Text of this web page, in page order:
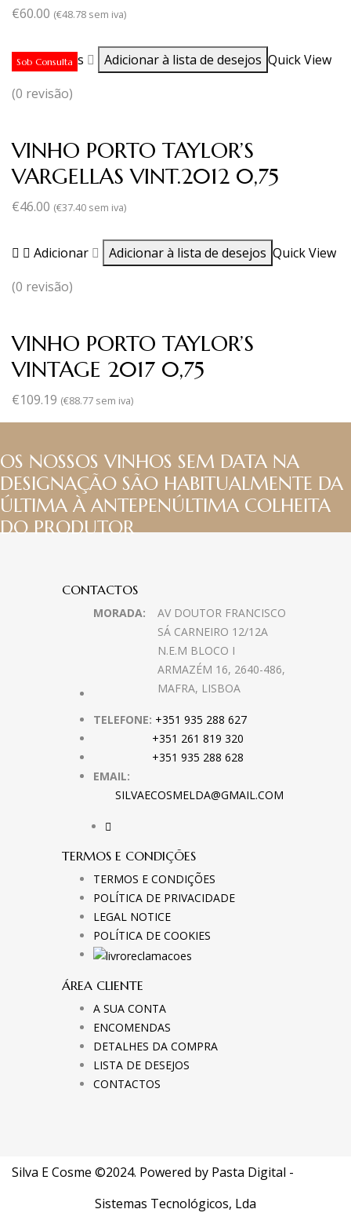
€60.00 (€48.78 sem iva)
Sob Consulta
Ler mais Adicionar à lista de desejos Quick View
(0 revisão)
VINHO PORTO TAYLOR’S
VARGELLAS VINT.2012 0,75
€46.00 (€37.40 sem iva)
Adicionar Adicionar à lista de desejos Quick View
(0 revisão)
VINHO PORTO TAYLOR’S
VINTAGE 2017 0,75
€109.19 (€88.77 sem iva)
OS NOSSOS VINHOS SEM DATA NA
DESIGNAÇÃO SÃO HABITUALMENTE DA
ÚLTIMA À ANTEPENÚLTIMA COLHEITA
DO PRODUTOR
CONTACTOS
MORADA:
AV DOUTOR FRANCISCO
SÁ CARNEIRO 12/12A
N.E.M BLOCO I
ARMAZÉM 16, 2640-486,
MAFRA, LISBOA
TELEFONE: +351 935 288 627
+351 261 819 320
+351 935 288 628
EMAIL:
SILVAECOSMELDA@GMAIL.COM
TERMOS E CONDIÇÕES
TERMOS E CONDIÇÕES
POLÍTICA DE PRIVACIDADE
LEGAL NOTICE
POLÍTICA DE COOKIES
ÁREA CLIENTE
A SUA CONTA
ENCOMENDAS
DETALHES DA COMPRA
LISTA DE DESEJOS
CONTACTOS
Silva E Cosme ©2024. Powered by Pasta Digital -
Sistemas Tecnológicos, Lda